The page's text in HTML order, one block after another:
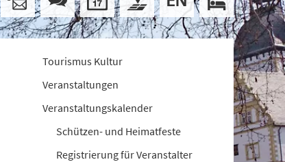
Tourismus Kultur
Veranstaltungen
Veranstaltungskalender
Schützen- und Heimatfeste
Registrierung für Veranstalter